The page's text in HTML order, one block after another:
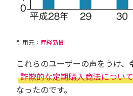
引用元： 産経新聞
これらのユーザーの声をうけ、
詐欺的な定期購入商法について
なったのです。